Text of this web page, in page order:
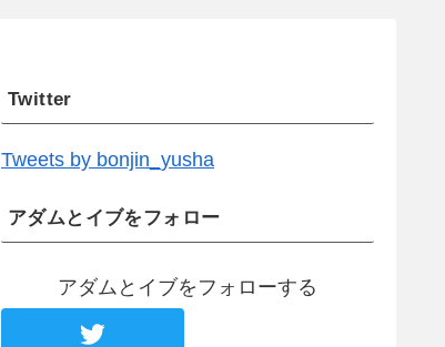
Twitter
Tweets by bonjin_yusha
アダムとイブをフォロー
アダムとイブをフォローする